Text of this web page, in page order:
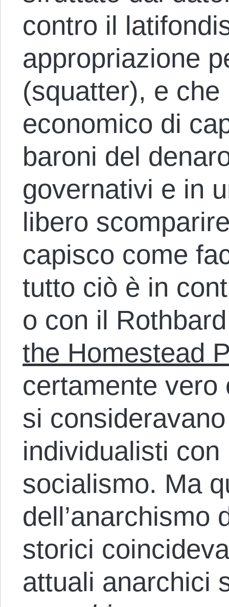
contro il
appropriazione
(squatter), e
economico di
baroni del
governativi e in
libero
capisco come
tutto ciò è in
o con il
the Homestead
certamente vero
si
individualisti
socialismo. Ma
dell’anarchismo
storici
attuali anarchici